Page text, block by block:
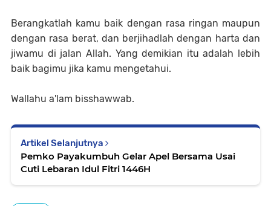
Berangkatlah kamu baik dengan rasa ringan maupun
dengan rasa berat, dan berjihadlah dengan harta dan
jiwamu di jalan Allah. Yang demikian itu adalah lebih
baik bagimu jika kamu mengetahui.
Wallahu a'lam bisshawwab.
Artikel Selanjutnya
Pemko Payakumbuh Gelar Apel Bersama Usai
Cuti Lebaran Idul Fitri 1446H